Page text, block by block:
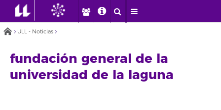
ULL - Noticias
fundación general de la
universidad de la laguna